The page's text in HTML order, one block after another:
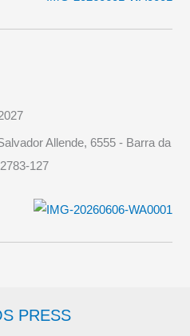
Allende, 6555 - Barra da
127
PRESS